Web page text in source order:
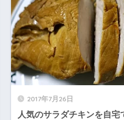
2017年7月26日
人気のサラダチキンを自宅